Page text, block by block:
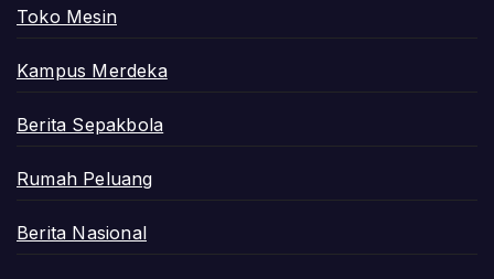
Toko Mesin
Kampus Merdeka
Berita Sepakbola
Rumah Peluang
Berita Nasional